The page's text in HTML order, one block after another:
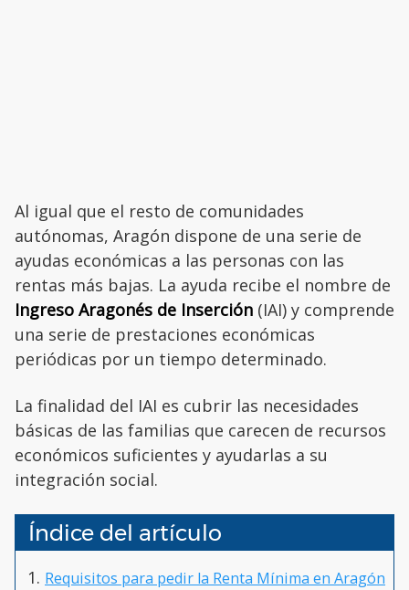
Al igual que el resto de comunidades
autónomas, Aragón dispone de una serie de
ayudas económicas a las personas con las
rentas más bajas. La ayuda recibe el nombre de
Ingreso Aragonés de Inserción (IAI) y comprende
una serie de prestaciones económicas
periódicas por un tiempo determinado.
La finalidad del IAI es cubrir las necesidades
básicas de las familias que carecen de recursos
económicos suficientes y ayudarlas a su
integración social.
Índice del artículo
Requisitos para pedir la Renta Mínima en Aragón